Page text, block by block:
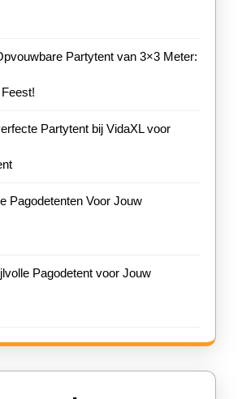
Partytent van 3×3 Meter:
Partytent bij VidaXL voor
Pagodetenten Voor Jouw
Pagodetent voor Jouw